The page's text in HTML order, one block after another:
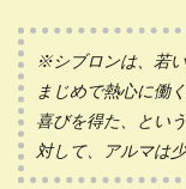
※シブロンは、若
まじめで熱心に働
喜びを得た、とい
対して、アルマは